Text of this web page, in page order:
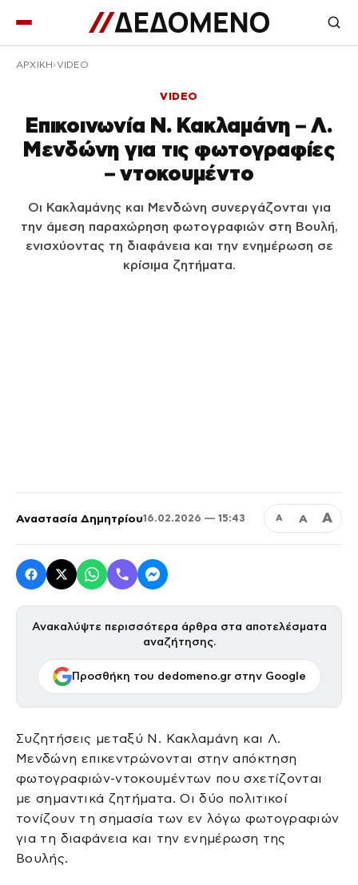
ΑΡΧΙΚΉ VIDEO
VIDEO
Επικοινωνία Ν. Κακλαμάνη – Λ.
Μενδώνη για τις φωτογραφίες
– ντοκουμέντο
Οι Κακλαμάνης και Μενδώνη συνεργάζονται για
την άμεση παραχώρηση φωτογραφιών στη Βουλή,
ενισχύοντας τη διαφάνεια και την ενημέρωση σε
κρίσιμα ζητήματα.
Αναστασία Δημητρίου16.02.2026 — 15:43 Α Α Α
Ανακαλύψτε περισσότερα άρθρα στα αποτελέσματα
αναζήτησης.
Προσθήκη του dedomeno.gr στην Google
Συζητήσεις μεταξύ Ν. Κακλαμάνη και Λ.
Μενδώνη επικεντρώνονται στην απόκτηση
φωτογραφιών-ντοκουμέντων που σχετίζονται
με σημαντικά ζητήματα. Οι δύο πολιτικοί
τονίζουν τη σημασία των εν λόγω φωτογραφιών
για τη διαφάνεια και την ενημέρωση της
Βουλής.